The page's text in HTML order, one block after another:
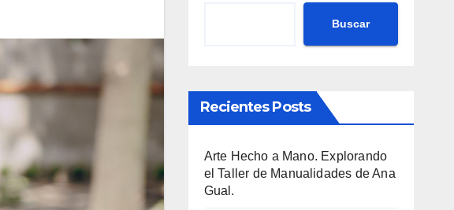
Buscar
Recientes Posts
Arte Hecho a Mano. Explorando
el Taller de Manualidades de Ana
Gual.